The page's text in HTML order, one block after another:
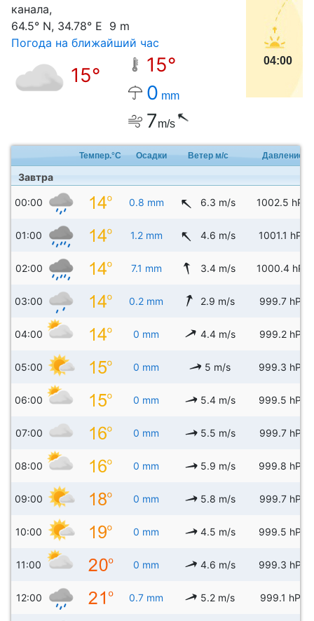
канала,
64.5° N, 34.78° E 9 m
Погода на ближайший час
15°
15°
0 mm
7m/s
04:00
Темпер.°C Осадки Ветер м/с Давление
Завтра
00:00 0.8 mm 6.3 m/s 1002.5 hPa
01:00 1.2 mm 4.6 m/s 1001.1 hPa
02:00 7.1 mm 3.4 m/s 1000.4 hPa
03:00 0.2 mm 2.9 m/s 999.7 hPa
04:00 0 mm 4.4 m/s 999.2 hPa
05:00 0 mm 5 m/s 999.3 hPa
06:00 0 mm 5.4 m/s 999.5 hPa
07:00 0 mm 5.5 m/s 999.7 hPa
08:00 0 mm 5.9 m/s 999.8 hPa
09:00 0 mm 5.8 m/s 999.7 hPa
10:00 0 mm 4.5 m/s 999.5 hPa
11:00 0 mm 4.6 m/s 999.3 hPa
12:00 0.7 mm 5.2 m/s 999.1 hPa